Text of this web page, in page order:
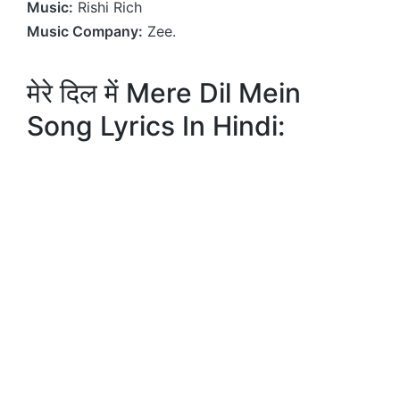
Music: Rishi Rich
Music Company: Zee.
मेरे दिल में Mere Dil Mein
Song Lyrics In Hindi: